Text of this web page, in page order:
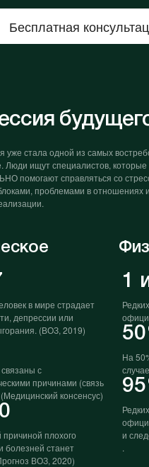
Бесплатная
уже стала одной из самых
Люди ищут специалистов, которые
помогают справляться со
проблемами в отношениях
в мире страдает
депрессии или
(ВОЗ, 2019)
с
причинами (связь
консенсус)
плохого
болезней станет
ВОЗ, 2020)
1
На
и
.